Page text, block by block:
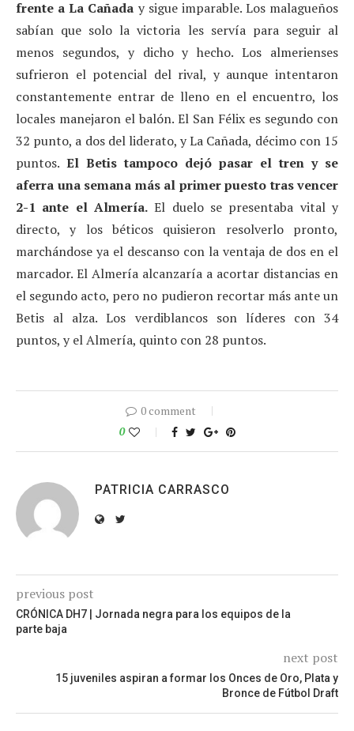
frente a La Cañada y sigue imparable. Los malagueños
sabían que solo la victoria les servía para seguir al
menos segundos, y dicho y hecho. Los almerienses
sufrieron el potencial del rival, y aunque intentaron
constantemente entrar de lleno en el encuentro, los
locales manejaron el balón. El San Félix es segundo con
32 punto, a dos del liderato, y La Cañada, décimo con 15
puntos. El Betis tampoco dejó pasar el tren y se
aferra una semana más al primer puesto tras vencer
2-1 ante el Almería. El duelo se presentaba vital y
directo, y los béticos quisieron resolverlo pronto,
marchándose ya el descanso con la ventaja de dos en el
marcador. El Almería alcanzaría a acortar distancias en
el segundo acto, pero no pudieron recortar más ante un
Betis al alza. Los verdiblancos son líderes con 34
puntos, y el Almería, quinto con 28 puntos.
0 comment
0
PATRICIA CARRASCO
previous post
CRÓNICA DH7 | Jornada negra para los equipos de la
parte baja
next post
15 juveniles aspiran a formar los Onces de Oro, Plata y
Bronce de Fútbol Draft